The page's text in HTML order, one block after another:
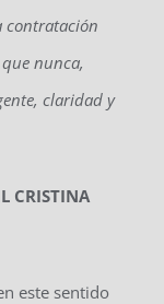
contratación
nunca,
claridad y
CRISTINA
este sentido